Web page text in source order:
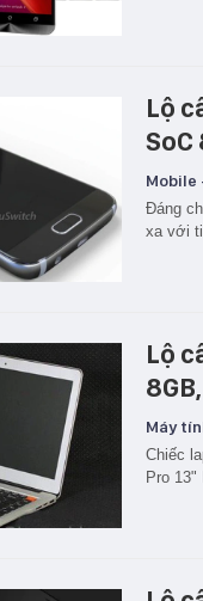
Lộ
SoC
Mobile
Đáng
xa với
Lộ
Máy
Chiếc
Pro 13"